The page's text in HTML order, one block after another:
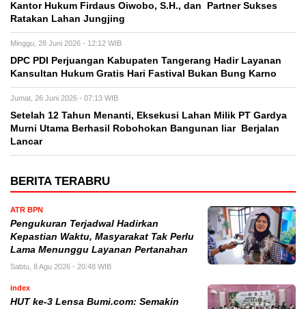
Kantor Hukum Firdaus Oiwobo, S.H., dan Partner Sukses
Ratakan Lahan Jungjing
Minggu, 28 Juni 2026 - 12:12 WIB
DPC PDI Perjuangan Kabupaten Tangerang Hadir Layanan
Kansultan Hukum Gratis Hari Fastival Bukan Bung Karno
Jumat, 26 Juni 2026 - 07:13 WIB
Setelah 12 Tahun Menanti, Eksekusi Lahan Milik PT Gardya
Murni Utama Berhasil Robohokan Bangunan liar Berjalan
Lancar
BERITA TERABRU
ATR BPN
Pengukuran Terjadwal Hadirkan
Kepastian Waktu, Masyarakat Tak Perlu
Lama Menunggu Layanan Pertanahan
Sabtu, 8 Agu 2026 - 20:48 WIB
index
HUT ke-3 Lensa Bumi.com: Semakin